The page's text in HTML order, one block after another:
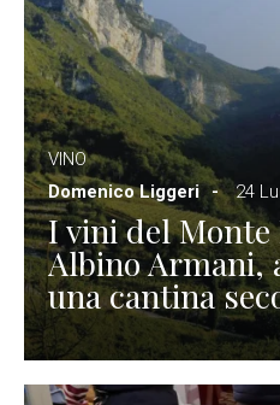
VINO
Domenico Liggeri
24
I vini del Monte
Albino Armani,
una cantina